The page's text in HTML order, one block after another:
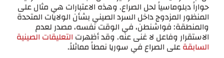
حواراً دبلوماسياً لحل الصراع. وهذه الاعتبارات هي مثال على
المنظور المزدوج داخل السرد الصيني بشأن الولايات المتحدة
والمنطقة: فواشنطن، في الوقت نفسه، مصدر لعدم
الاستقرار وفاعل لا غنى عنه. وقد أظهرت التعليقات الصينية
السابقةعلى الصراع في سوريا نمطاً مماثلاً.